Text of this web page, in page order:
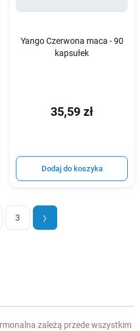
Yango Czerwona maca - 90
kapsułek
35,59 zł
Dodaj do koszyka
3
zależą przede wszystkim